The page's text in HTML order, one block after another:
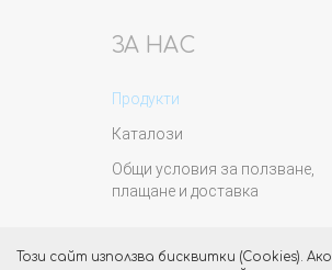
Този сайт използва бисквитки (Cookies). Ако
ЗА НАС
Продукти
Каталози
Общи условия за ползване,
плащане и доставка